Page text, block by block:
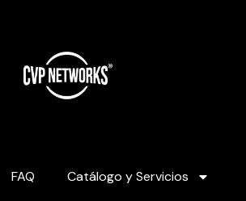
FAQ Catálogo y Servicios